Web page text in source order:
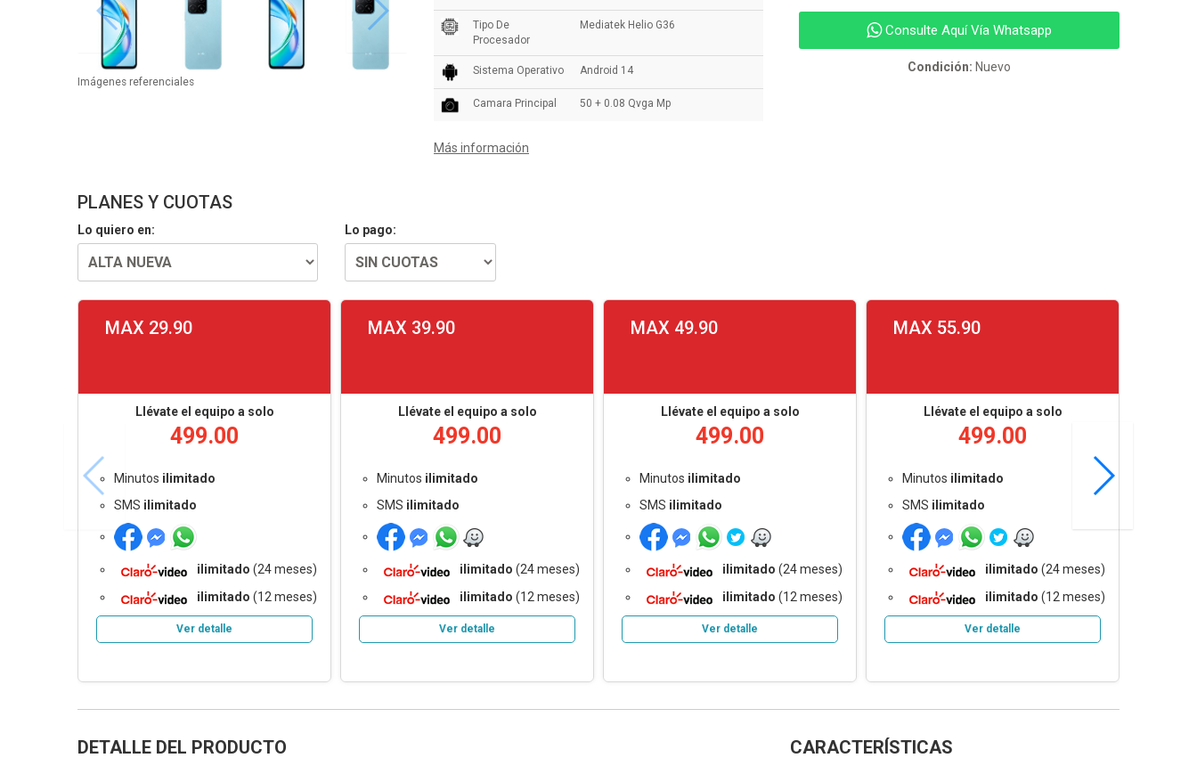
Imágenes referenciales
Tipo De
Procesador
Mediatek Helio G36
Sistema Operativo Android 14
Camara Principal 50 + 0.08 Qvga Mp
Más información
Consulte Aquí Vía Whatsapp
Condición: Nuevo
PLANES Y CUOTAS
Lo quiero en: Lo pago:
MAX 29.90
Llévate el equipo a solo
499.00
Minutos ilimitado
SMS ilimitado
ilimitado (24 meses)
ilimitado (12 meses)
Ver detalle
MAX 39.90
Llévate el equipo a solo
499.00
Minutos ilimitado
SMS ilimitado
ilimitado (24 meses)
ilimitado (12 meses)
Ver detalle
MAX 49.90
Llévate el equipo a solo
499.00
Minutos ilimitado
SMS ilimitado
ilimitado (24 meses)
ilimitado (12 meses)
Ver detalle
MAX 55.90
Llévate el equipo a solo
499.00
Minutos ilimitado
SMS ilimitado
ilimitado (24 meses)
ilimitado (12 meses)
Ver detalle
DETALLE DEL PRODUCTO CARACTERÍSTICAS